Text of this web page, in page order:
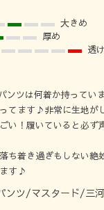
デ #綺麗めカジ
ュアル #ナチュ
#ゆったりコーデ
#シンプルコーデ
#暮らしを楽しむ
服 #ワンマイル
コーデ #UZUiRO
#UZUiROコーデ
大きめ
厚め
透
ンツは何着か持ってい
てます♪非常に生地が
い！履いていると必ず
ち着き過ぎもしない絶
す♪
ンツ/マスタード/三